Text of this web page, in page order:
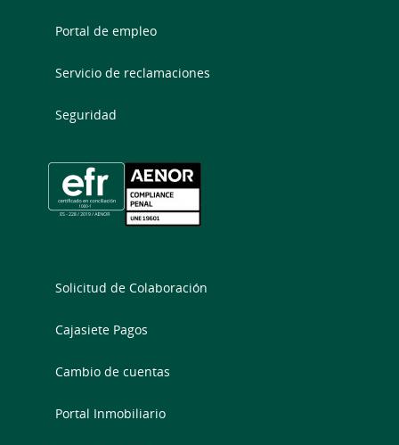
Portal de empleo
Servicio de reclamaciones
Seguridad
Solicitud de Colaboración
Cajasiete Pagos
Cambio de cuentas
Portal Inmobiliario